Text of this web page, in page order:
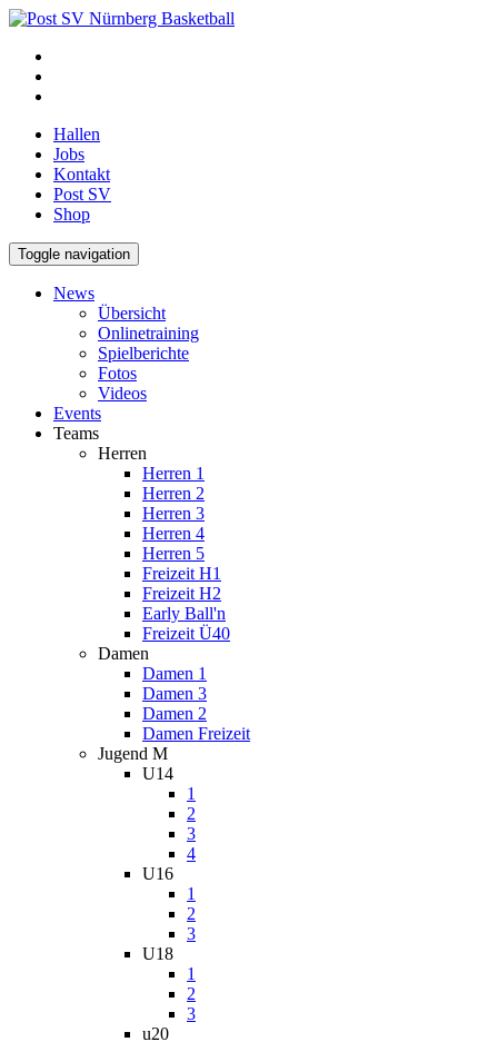
Hallen
Jobs
Kontakt
Post SV
Shop
Toggle navigation
News
Übersicht
Onlinetraining
Spielberichte
Fotos
Videos
Events
Teams
Herren
Herren 1
Herren 2
Herren 3
Herren 4
Herren 5
Freizeit H1
Freizeit H2
Early Ball'n
Freizeit Ü40
Damen
Damen 1
Damen 3
Damen 2
Damen Freizeit
Jugend M
U14
1
2
3
4
U16
1
2
3
U18
1
2
3
u20